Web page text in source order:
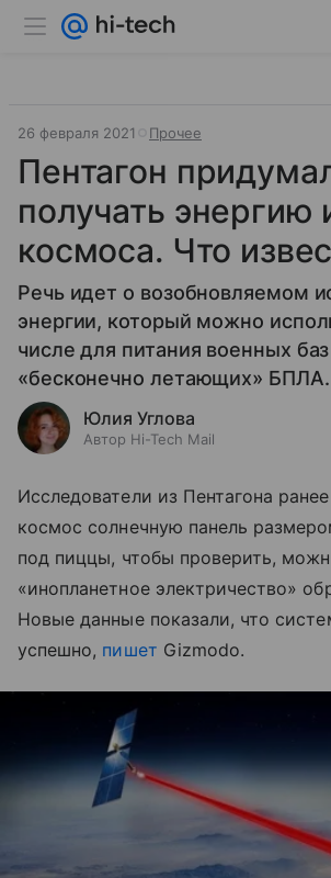
26 февраля 2021 Прочее
Пентагон
получать энергию
космоса. Что
Речь идет о возобновляемом
энергии, который можно
числе для питания военных
«бесконечно летающих» БПЛА.
Юлия Углова
Автор Hi-Tech Mail
Исследователи из Пентагона ранее
космос солнечную панель
под пиццы, чтобы проверить,
«инопланетное электричество»
Новые данные показали, что
успешно, пишет Gizmodo.